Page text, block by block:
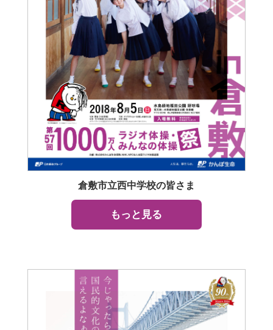
倉敷市立西中学校の皆さま
もっと見る